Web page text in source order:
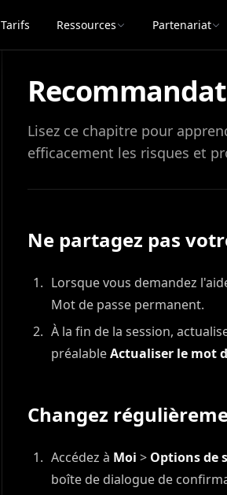
Tarifs Ressources Partenariat
Lisez ce chapitre pour
efficacement les risques et
Ne partagez pas
Lorsque vous demandez
Mot de passe permanent.
À la fin de la session,
préalableActualiser le mot
Changez
Accédez à Moi > Options de
boîte de dialogue de